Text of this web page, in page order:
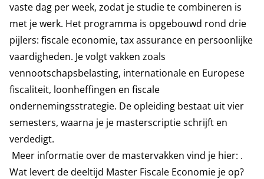
vaste dag per week, zodat je studie te combineren is
met je werk. Het programma is opgebouwd rond drie
pijlers: fiscale economie, tax assurance en persoonlijke
vaardigheden. Je volgt vakken zoals
vennootschapsbelasting, internationale en Europese
fiscaliteit, loonheffingen en fiscale
ondernemingsstrategie. De opleiding bestaat uit vier
semesters, waarna je je masterscriptie schrijft en
verdedigt.
Meer informatie over de mastervakken vind je hier: .
Wat levert de deeltijd Master Fiscale Economie je op?